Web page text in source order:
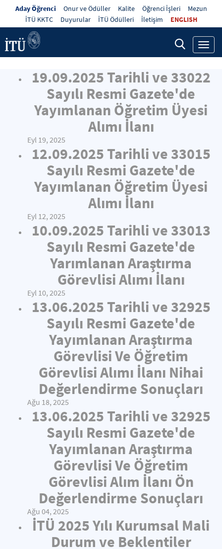
Aday Öğrenci Onur ve Ödüller Kalite Öğrenci İşleri
Mezun
İTÜ KKTC
Duyurular İTÜ Ödülleri İletişim ENGLISH
19.09.2025 Tarihli ve 33022
Sayılı Resmi Gazete'de
Yayımlanan Öğretim Üyesi
Alımı İlanı
Eyl 19, 2025
12.09.2025 Tarihli ve 33015
Sayılı Resmi Gazete'de
Yayımlanan Öğretim Üyesi
Alımı İlanı
Eyl 12, 2025
10.09.2025 Tarihli ve 33013
Sayılı Resmi Gazete'de
Yarımlanan Araştırma
Görevlisi Alımı İlanı
Eyl 10, 2025
13.06.2025 Tarihli ve 32925
Sayılı Resmi Gazete'de
Yayımlanan Araştırma
Görevlisi Ve Öğretim
Görevlisi Alımı İlanı Nihai
Değerlendirme Sonuçları
Ağu 18, 2025
13.06.2025 Tarihli ve 32925
Sayılı Resmi Gazete'de
Yayımlanan Araştırma
Görevlisi Ve Öğretim
Görevlisi Alım İlanı Ön
Değerlendirme Sonuçları
Ağu 04, 2025
İTÜ 2025 Yılı Kurumsal Mali
Durum ve Beklentiler